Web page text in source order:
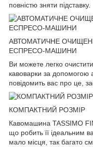
повністю зняти підставку.
АВТОМАТИЧНЕ
ЕСПРЕСО-МАШИНИ
Ви можете легко
кавоварки за
повідомить вас про це,
КОМПАКТНИЙ РОЗМІР
Кавомашина TASSIMO
що робить її ідеальним
мало місця, так багато